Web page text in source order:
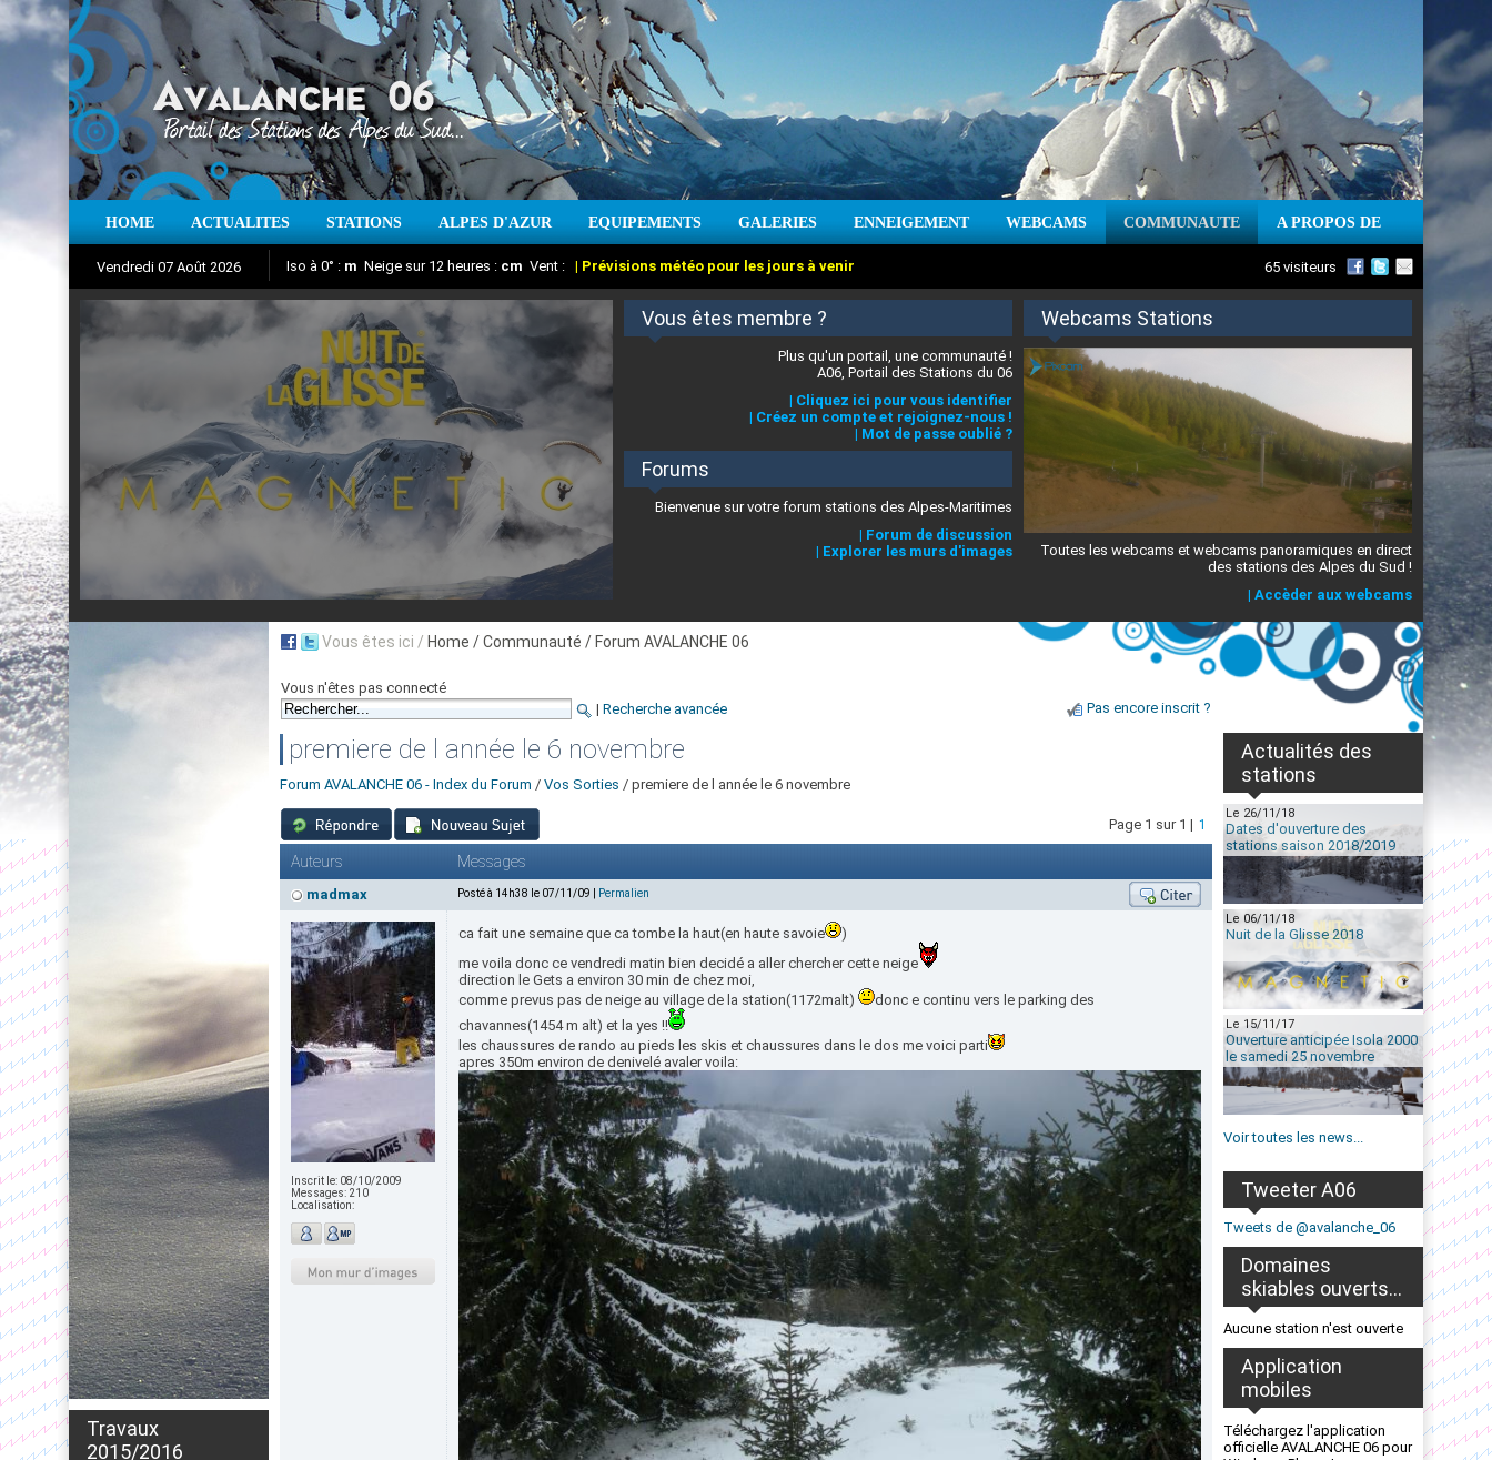
HOME ACTUALITES STATIONS ALPES D'AZUR EQUIPEMENTS GALERIES ENNEIGEMENT WEBCAMS COMMUNAUTE A PROPOS DE
Vendredi 07 Août 2026
Aujourd'hui : T° Min : T° Max : °C Prévisions météo pour les jours à venir
Iso à 0° : m Neige sur 12 heures : cm Vent : | Prévisions météo pour les jours à venir
Suivez en direct l'actualité des stations des Alpes-Maritimes
65 visiteurs
Nuit de la Glisse 2018 Vous êtes membre ?
Plus qu'un portail, une communauté !
A06, Portail des Stations du 06
| Cliquez ici pour vous identifier
| Créez un compte et rejoignez-nous !
| Mot de passe oublié ?
Forums
Bienvenue sur votre forum stations des Alpes-Maritimes
| Forum de discussion
| Explorer les murs d'images
Webcams Stations
Toutes les webcams et webcams panoramiques en direct
des stations des Alpes du Sud !
| Accèder aux webcams
Travaux
2015/2016
Vous êtes ici / Home / Communauté / Forum AVALANCHE 06
Vous n'êtes pas connecté
| Recherche avancée Pas encore inscrit ?
premiere de l année le 6 novembre
Forum AVALANCHE 06 - Index du Forum / Vos Sorties / premiere de l année le 6 novembre
Page 1 sur 1 | 1
Auteurs Messages
madmax Posté à 14h38 le 07/11/09 | Permalien
Inscrit le: 08/10/2009
Messages: 210
Localisation:
ca fait une semaine que ca tombe la haut(en haute savoie
)
me voila donc ce vendredi matin bien decidé a aller chercher cette neige
direction le Gets a environ 30 min de chez moi,
comme prevus pas de neige au village de la station(1172malt)
donc e continu vers le parking des
chavannes(1454 m alt) et la yes !!
les chaussures de rando au pieds les skis et chaussures dans le dos me voici parti
apres 350m environ de denivelé avaler voila:
Actualités des
stations
Le 26/11/18
Dates d'ouverture des
stations saison 2018/2019
Le 06/11/18
Nuit de la Glisse 2018
Le 15/11/17
Ouverture anticipée Isola 2000
le samedi 25 novembre
Voir toutes les news...
Tweeter A06
Tweets de @avalanche_06
Domaines
skiables ouverts...
Aucune station n'est ouverte
Application
mobiles
Téléchargez l'application
officielle AVALANCHE 06 pour